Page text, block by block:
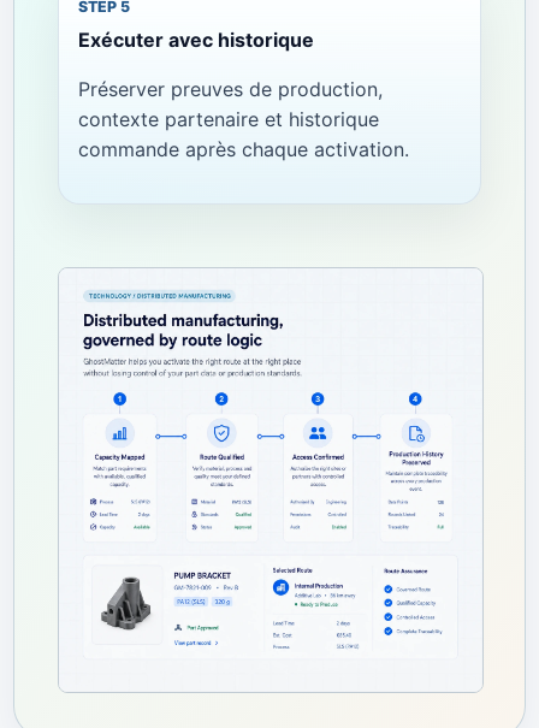
Exécuter avec historique
Préserver preuves de production,
contexte partenaire et historique
commande après chaque activation.